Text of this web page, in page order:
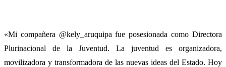
«Mi compañera @kely_aruquipa fue posesionada como Directora
Plurinacional de la Juventud. La juventud es organizadora,
movilizadora y transformadora de las nuevas ideas del Estado. Hoy